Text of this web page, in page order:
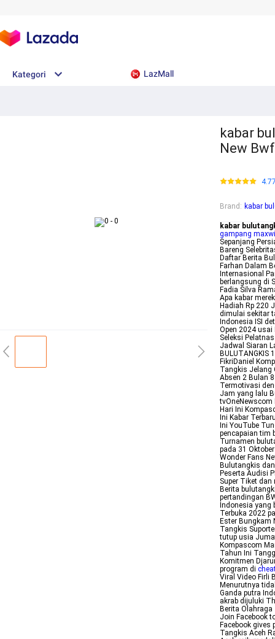
Kategori LazMall
kabar
New
Brand : kabar
kabar
gampang
Sepanjang
Bareng
Daftar Berita
Farhan Dalam
Internasional
berlangsung di
Fadia Silva
Apa kabar
Hadiah Rp 220
dimulai sekitar
Indonesia ISI
Open 2024 usai
Seleksi
Jadwal Siaran
BULUTANGKIS
FikriDaniel
Tangkis Jelang
Absen 2 Bulan
Termotivasi
Jam yang lalu
tvOneNewscom
Hari Ini
Ini Kabar
Ini YouTube
pencapaian tim
Turnamen
pada 31
Wonder Fans
Bulutangkis
Peserta Audisi
Super Tiket
Berita
pertandingan
Indonesia yang
Terbuka 2022
Ester Bungkam
Tangkis
tutup usia
Kompascom
Tahun Ini
Komitmen
program di
Viral Video Firli
Menurutnya
Ganda putra
akrab dijuluki
Berita Olahraga
Join Facebook
Facebook gives
Tangkis Aceh